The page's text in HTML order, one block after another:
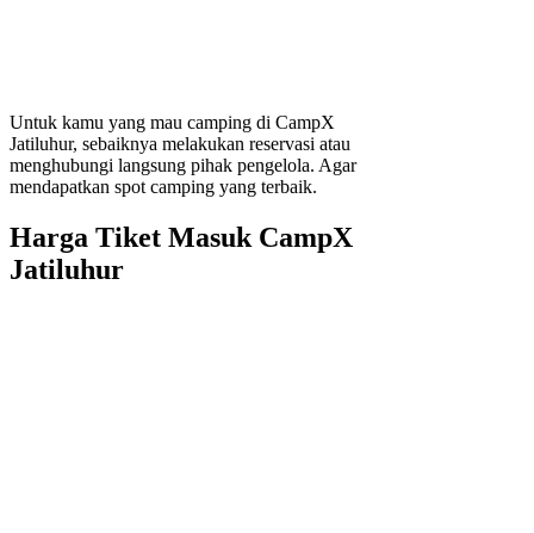
Untuk kamu yang mau camping di CampX
Jatiluhur, sebaiknya melakukan reservasi atau
menghubungi langsung pihak pengelola. Agar
mendapatkan spot camping yang terbaik.
Harga Tiket Masuk CampX
Jatiluhur